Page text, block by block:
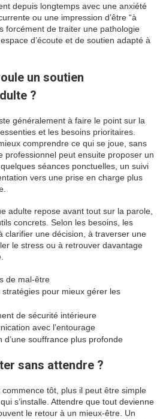
depuis longtemps avec une anxiété
ou une impression d’être “à
forcément de traiter une pathologie
d’écoute et de soutien adapté à
un soutien
?
généralement à faire le point sur la
et les besoins prioritaires.
comprendre ce qui se joue, sans
professionnel peut ensuite proposer un
séances ponctuelles, un suivi
vers une prise en charge plus
adulte repose avant tout sur la parole,
concrets. Selon les besoins, les
clarifier une décision, à traverser une
le stress ou à retrouver davantage
de mal-être
pour mieux gérer les
de sécurité intérieure
avec l’entourage
d’une souffrance plus profonde
sans attendre ?
commence tôt, plus il peut être simple
s’installe. Attendre que tout devienne
le retour à un mieux-être. Un